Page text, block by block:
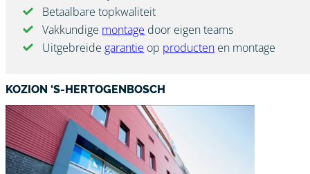
Betaalbare topkwaliteit
Vakkundige montage door eigen teams
Uitgebreide garantie op producten en montage
KOZION ‘S-HERTOGENBOSCH